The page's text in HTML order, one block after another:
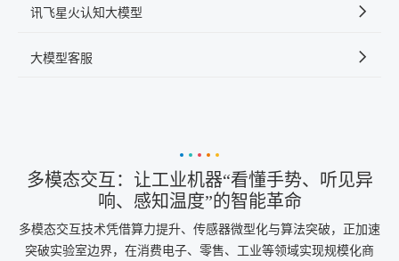
讯飞星火认知大模型
大模型客服
多模态交互：让工业机器“看懂手势、听见异
响、感知温度”的智能革命
多模态交互技术凭借算力提升、传感器微型化与算法突破，正加速
突破实验室边界，在消费电子、零售、工业等领域实现规模化商